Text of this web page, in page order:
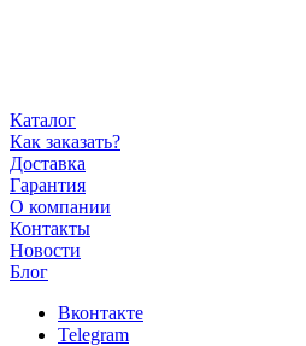
Каталог
Как заказать?
Доставка
Гарантия
О компании
Контакты
Новости
Блог
Вконтакте
Telegram